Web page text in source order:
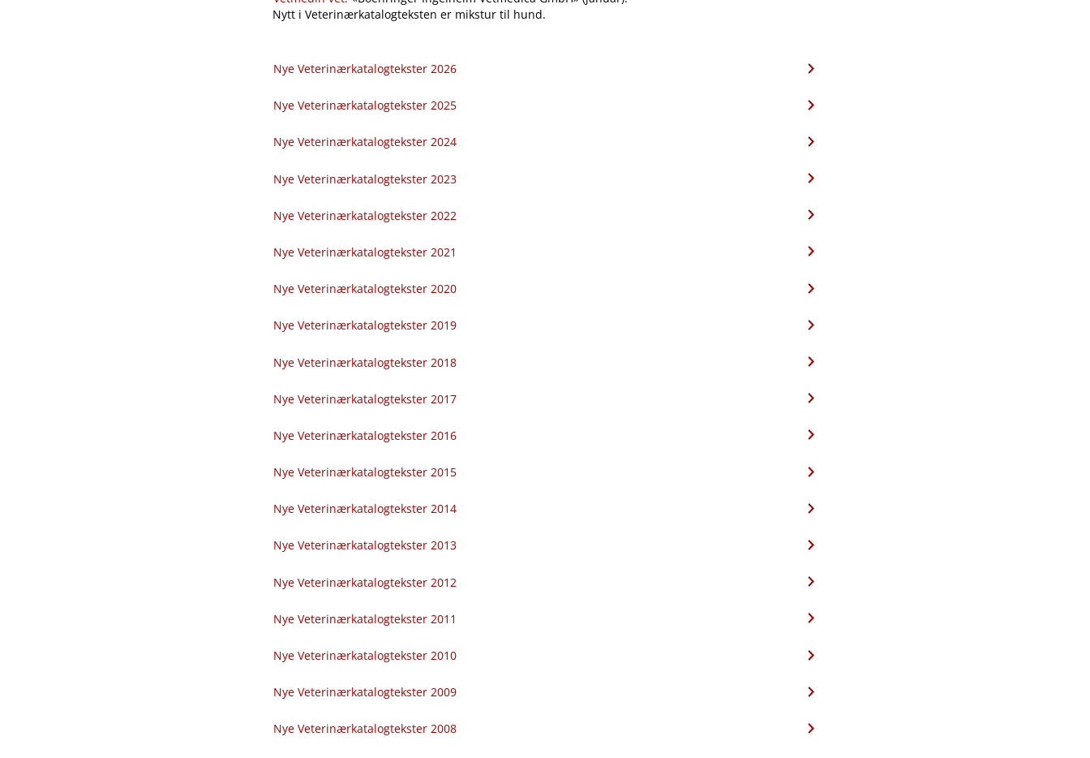
Nytt i Veterinærkatalogteksten er mikstur til hund.
Nye Veterinærkatalogtekster 2026
Nye Veterinærkatalogtekster 2025
Nye Veterinærkatalogtekster 2024
Nye Veterinærkatalogtekster 2023
Nye Veterinærkatalogtekster 2022
Nye Veterinærkatalogtekster 2021
Nye Veterinærkatalogtekster 2020
Nye Veterinærkatalogtekster 2019
Nye Veterinærkatalogtekster 2018
Nye Veterinærkatalogtekster 2017
Nye Veterinærkatalogtekster 2016
Nye Veterinærkatalogtekster 2015
Nye Veterinærkatalogtekster 2014
Nye Veterinærkatalogtekster 2013
Nye Veterinærkatalogtekster 2012
Nye Veterinærkatalogtekster 2011
Nye Veterinærkatalogtekster 2010
Nye Veterinærkatalogtekster 2009
Nye Veterinærkatalogtekster 2008